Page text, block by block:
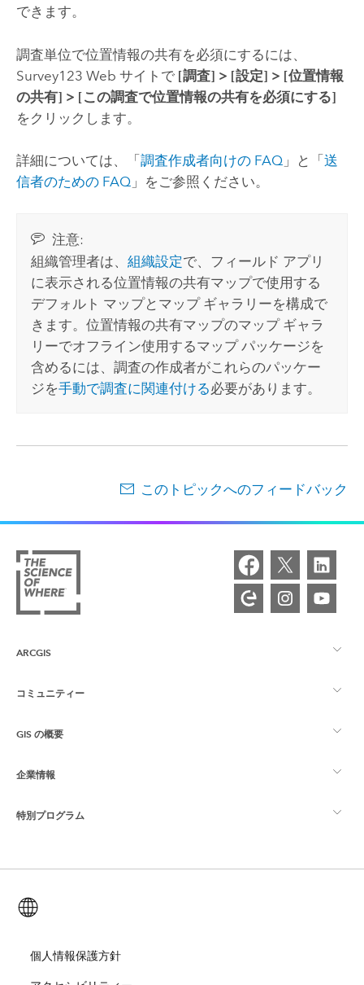
できます。
調査単位で位置情報の共有を必須にするには、
Survey123 Web サイトで [調査] > [設定] > [位置情報
の共有] > [この調査で位置情報の共有を必須にする]
をクリックします。
詳細については、「調査作成者向けの FAQ 」と「送
信者のための FAQ 」をご参照ください。
注意:
組織管理者は、組織設定で、フィールド アプリ
に表示される位置情報の共有マップで使用する
デフォルト マップとマップ ギャラリーを構成で
きます。位置情報の共有マップのマップ ギャラ
リーでオフライン使用するマップ パッケージを
含めるには、調査の作成者がこれらのパッケー
ジを手動で調査に関連付ける必要があります。
このトピックへのフィードバック
ARCGIS
ArcGIS の概要
マッピング
コミュニティー
Esri Community
ArcGIS ブログ
Esri Young Professionals Network
イベント
GIS の概要
GIS とは
ロケーション インテリジェンス
トレーニング
ArcUser
ArcNews
企業情報
Esri について
採用情報
オープンビジョン
特別プログラム
ArcGIS for Student Use
自然保護
個人情報保護方針